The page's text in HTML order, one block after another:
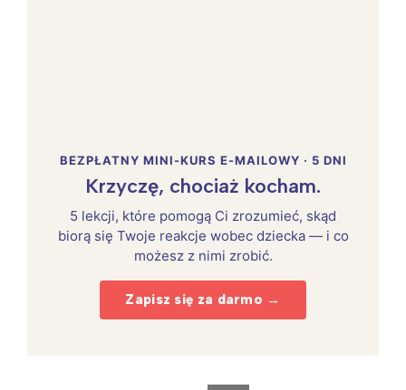
BEZPŁATNY MINI-KURS E-MAILOWY · 5 DNI
Krzyczę, chociaż kocham.
5 lekcji, które pomogą Ci zrozumieć, skąd
biorą się Twoje reakcje wobec dziecka — i co
możesz z nimi zrobić.
Zapisz się za darmo →